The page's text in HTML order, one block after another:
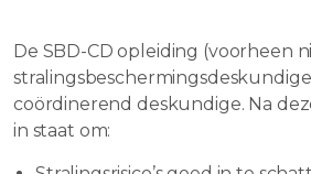
De SBD-CD opleiding (voorheen
coördinerend deskundige. Na
in staat om: